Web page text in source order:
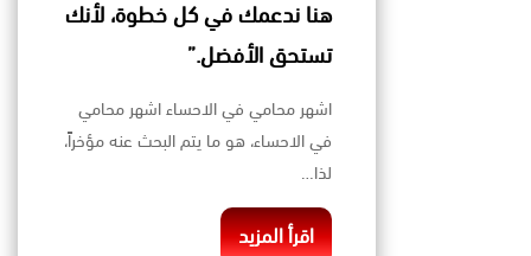
هنا ندعمك في كل خطوة، لأنك
تستحق الأفضل.”
اشهر محامي في الاحساء اشهر محامي
في الاحساء، هو ما يتم البحث عنه مؤخراً،
لذا…
اقرأ المزيد